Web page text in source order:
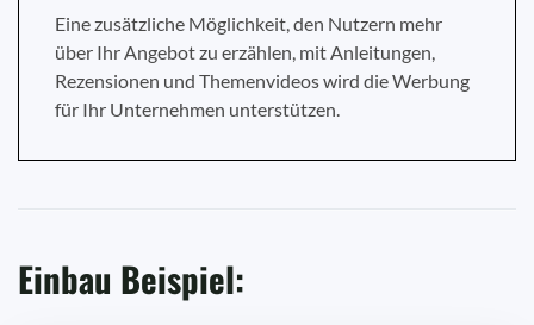
Eine zusätzliche Möglichkeit, den Nutzern mehr
über Ihr Angebot zu erzählen, mit Anleitungen,
Rezensionen und Themenvideos wird die Werbung
für Ihr Unternehmen unterstützen.
Einbau Beispiel: